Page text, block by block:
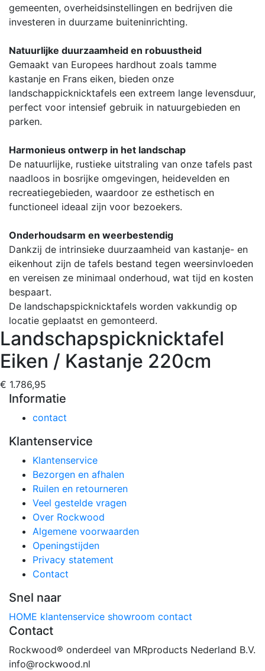
gemeenten, overheidsinstellingen en bedrijven die
investeren in duurzame buiteninrichting.
Natuurlijke duurzaamheid en robuustheid
Gemaakt van Europees hardhout zoals tamme
kastanje en Frans eiken, bieden onze
landschappicknicktafels een extreem lange levensduur,
perfect voor intensief gebruik in natuurgebieden en
parken.
Harmonieus ontwerp in het landschap
De natuurlijke, rustieke uitstraling van onze tafels past
naadloos in bosrijke omgevingen, heidevelden en
recreatiegebieden, waardoor ze esthetisch en
functioneel ideaal zijn voor bezoekers.
Onderhoudsarm en weerbestendig
Dankzij de intrinsieke duurzaamheid van kastanje- en
eikenhout zijn de tafels bestand tegen weersinvloeden
en vereisen ze minimaal onderhoud, wat tijd en kosten
bespaart.
De landschapspicknicktafels worden vakkundig op
locatie geplaatst en gemonteerd.
Landschapspicknicktafel
Eiken / Kastanje 220cm
€ 1.786,95
Informatie
contact
Klantenservice
Klantenservice
Bezorgen en afhalen
Ruilen en retourneren
Veel gestelde vragen
Over Rockwood
Algemene voorwaarden
Openingstijden
Privacy statement
Contact
Snel naar
HOME klantenservice showroom contact
Contact
Rockwood® onderdeel van MRproducts Nederland B.V.
info@rockwood.nl